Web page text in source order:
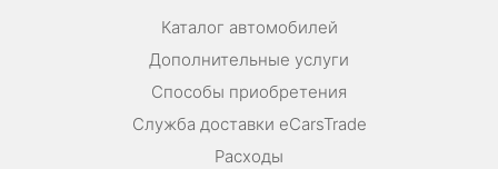
Каталог автомобилей
Дополнительные услуги
Способы приобретения
Служба доставки eCarsTrade
Расходы